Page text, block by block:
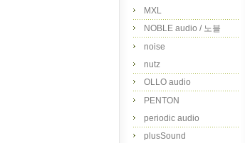
MXL
NOBLE audio / 노블
noise
nutz
OLLO audio
PENTON
periodic audio
plusSound